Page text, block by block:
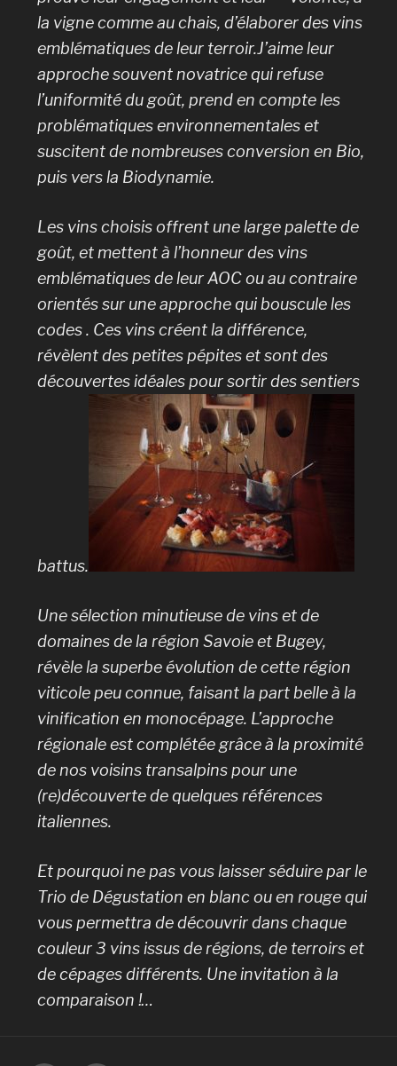
la vigne comme au chais, d’élaborer des vins
emblématiques de leur terroir.J’aime leur
approche souvent novatrice qui refuse
l’uniformité du goût, prend en compte les
problématiques environnementales et
suscitent de nombreuses conversion en Bio,
puis vers la Biodynamie.
Les vins choisis offrent une large palette de
goût, et mettent à l’honneur des vins
emblématiques de leur AOC ou au contraire
orientés sur une approche qui bouscule les
codes . Ces vins créent la différence,
révèlent des petites pépites et sont des
découvertes idéales pour sortir des sentiers
battus.
Une sélection minutieuse de vins et de
domaines de la région Savoie et Bugey,
révèle la superbe évolution de cette région
viticole peu connue, faisant la part belle à la
vinification en monocépage. L’approche
régionale est complétée grâce à la proximité
de nos voisins transalpins pour une
(re)découverte de quelques références
italiennes.
Et pourquoi ne pas vous laisser séduire par le
Trio de Dégustation en blanc ou en rouge qui
vous permettra de découvrir dans chaque
couleur 3 vins issus de régions, de terroirs et
de cépages différents. Une invitation à la
comparaison !…